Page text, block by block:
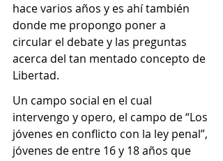
hace varios años y es ahí también
donde me propongo poner a
circular el debate y las preguntas
acerca del tan mentado concepto de
Libertad.
Un campo social en el cual
intervengo y opero, el campo de “Los
jóvenes en conflicto con la ley penal”,
jóvenes de entre 16 y 18 años que